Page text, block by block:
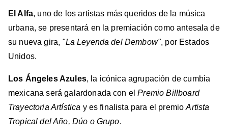
El Alfa, uno de los artistas más queridos de la música
urbana, se presentará en la premiación como antesala de
su nueva gira, "La Leyenda del Dembow", por Estados
Unidos.
Los Ángeles Azules, la icónica agrupación de cumbia
mexicana será galardonada con elPremio Billboard
Trayectoria Artística y es finalista para el premioArtista
Tropical del Año, Dúo o Grupo.